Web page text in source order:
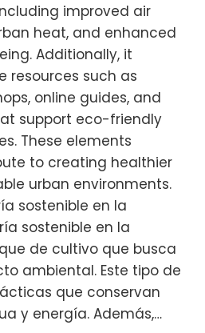
improved air
heat, and enhanced
Additionally, it
resources such as
online guides, and
support eco-friendly
These elements
to creating healthier
urban environments.
sostenible en la
sostenible en la
de cultivo que busca
ambiental. Este tipo de
que conservan
y energía. Además,…